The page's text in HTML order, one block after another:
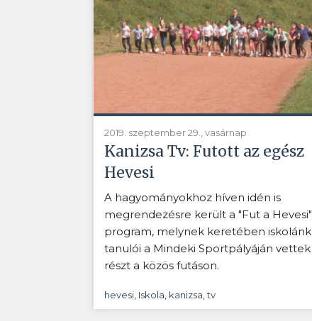
2019. szeptember 29., vasárnap
Kanizsa Tv: Futott az egész
Hevesi
A hagyományokhoz híven idén is
megrendezésre került a "Fut a Hevesi"
program, melynek keretében iskolánk
tanulói a Mindeki Sportpályáján vettek
részt a közös futáson.
hevesi, Iskola, kanizsa,tv